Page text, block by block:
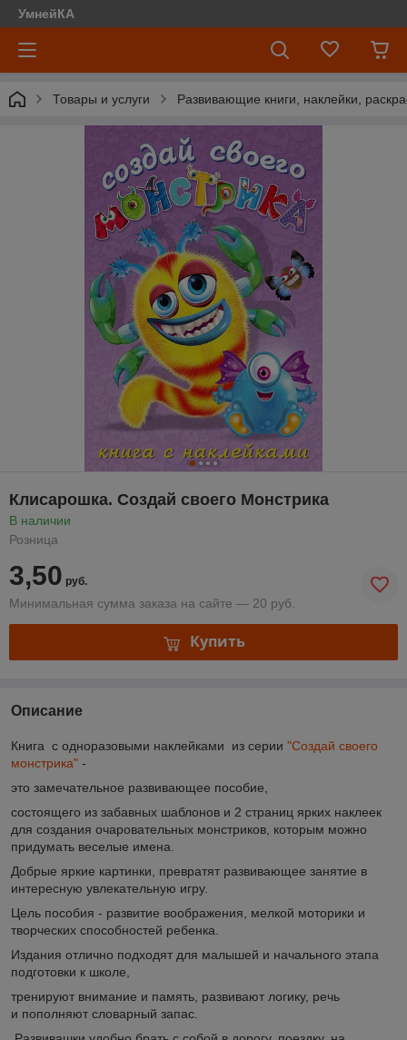
УмнейКА
Товары и услуги Развивающие книги, наклейки,
Клисарошка. Создай своего Монстрика
В наличии
Розница
3,50 руб.
Минимальная сумма заказа на сайте — 20 руб.
Купить
Описание
Книга с одноразовыми наклейками из серии "Создай своего
монстрика" -
это замечательное развивающее пособие,
состоящего из забавных шаблонов и 2 страниц ярких наклеек
для создания очаровательных монстриков, которым можно
придумать веселые имена.
Добрые яркие картинки, превратят развивающее занятие в
интересную увлекательную игру.
Цель пособия - развитие воображения, мелкой моторики и
творческих способностей ребенка.
Издания отлично подходят для малышей и начального этапа
подготовки к школе,
тренируют внимание и память, развивают логику, речь
и пополняют словарный запас.